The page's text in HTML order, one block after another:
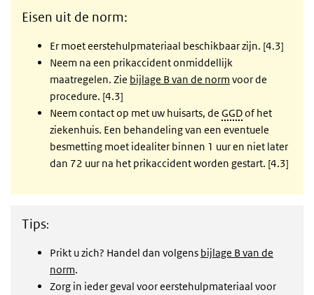
Eisen uit de norm:
Er moet eerstehulpmateriaal beschikbaar zijn. [4.3]
Neem na een prikaccident onmiddellijk
maatregelen. Zie bijlage B van de norm voor de
procedure. [4.3]
Neem contact op met uw huisarts, de GGDof het
ziekenhuis. Een behandeling van een eventuele
besmetting moet idealiter binnen 1 uur en niet later
dan 72 uur na het prikaccident worden gestart. [4.3]
Tips:
Prikt u zich? Handel dan volgens bijlage B van de
norm.
Zorg in ieder geval voor eerstehulpmateriaal voor